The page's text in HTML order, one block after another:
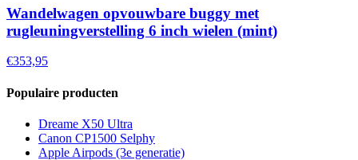
Wandelwagen opvouwbare buggy met
rugleuningverstelling 6 inch wielen (mint)
€353,95
Populaire producten
Dreame X50 Ultra
Canon CP1500 Selphy
Apple Airpods (3e generatie)